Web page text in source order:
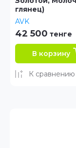
139 000
В
К